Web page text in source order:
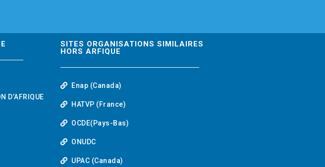
D’AFRIQUE
SITES ORGANISATIONS SIMILAIRES
HORS ARFIQUE
Enap (Canada)
HATVP (France)
OCDE(Pays-Bas)
ONUDC
UPAC (Canada)